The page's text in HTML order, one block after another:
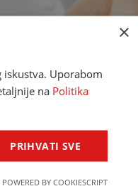
LIJEKOVA
lijekova u svega par klikova!
×
Uporabom
na Politika
PRIHVATI SVE
POWERED BY COOKIESCRIPT